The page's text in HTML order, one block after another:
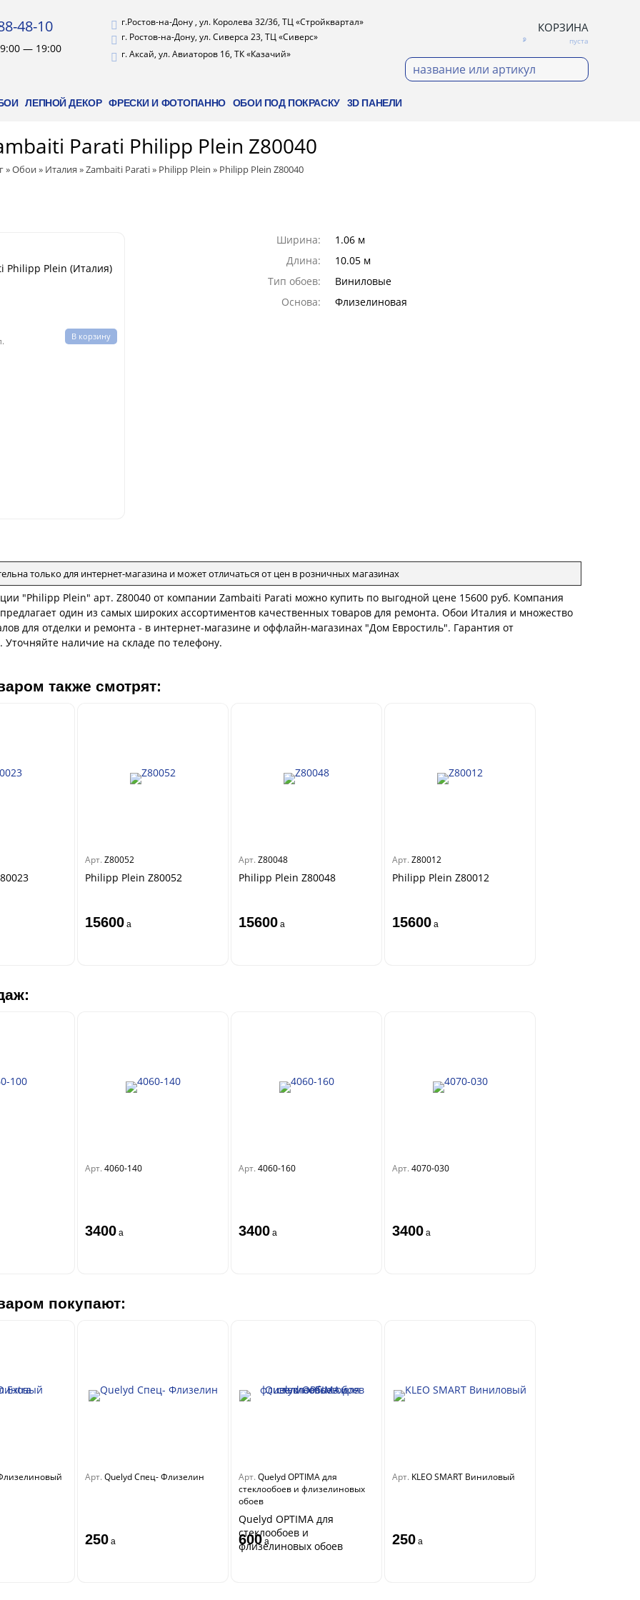
КОРЗИНА
пуста
48-10
— 19:00
г.Ростов-на-Дону , ул. Королева 32/36, ТЦ «Стройквартал»
г. Ростов-на-Дону, ул. Сиверса 23, ТЦ «Сиверс»
г. Аксай, ул. Авиаторов 16, ТК «Казачий»
ЛЕПНОЙ ДЕКОР ФРЕСКИ И ФОТОПАННО ОБОИ ПОД ПОКРАСКУ 3D ПАНЕЛИ
Parati Philipp Plein Z80040
»Обои» Италия »Zambaiti Parati» Philipp Plein » Philipp Plein Z80040
Philipp Plein (Италия)
В корзину
Ширина:
1.06 м
Длина:
10.05 м
Тип обоев:
Виниловые
Основа:
Флизелиновая
только для интернет-магазина и может отличаться от цен в розничных магазинах
"Philipp Plein" арт. Z80040 от компании Zambaiti Parati можно купить по выгодной цене 15600 руб. Компания
один из самых широких ассортиментов качественных товаров для ремонта. Обои Италия и множество
для отделки и ремонта - в интернет-магазине и оффлайн-магазинах "Дом Евростиль". Гарантия от
Уточняйте наличие на складе по телефону.
также смотрят:
Арт. Z80052
Philipp Plein Z80052
15600 a
Арт. Z80048
Philipp Plein Z80048
15600 a
Арт. Z80012
Philipp Plein Z80012
15600 a
Арт. 4060-140
3400 a
Арт. 4060-160
3400 a
Арт. 4070-030
3400 a
покупают:
Арт. Quelyd Спец- Флизелин
250 a
Арт. Quelyd OPTIMA для
стеклообоев и флизелиновых
обоев
Quelyd OPTIMA для
стеклообоев и
флизелиновых обоев
600 a
Арт. KLEO SMART Виниловый
250 a